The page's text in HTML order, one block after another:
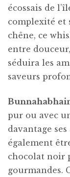
écossais de
complexité et
chêne, ce
entre
séduira les
saveurs
pur ou avec
davantage
également
chocolat noir
gourmandes.